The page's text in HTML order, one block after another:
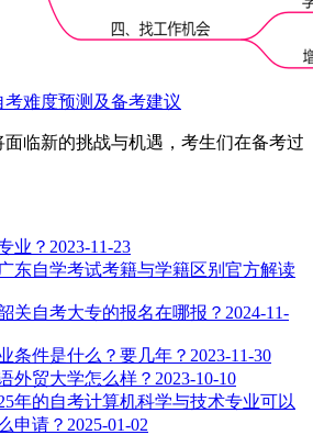
考难度预测及备考建议
面临新的挑战与机遇，考生们在备考过
业？ 2023-11-23
广东自学考试考籍与学籍区别官方解读
关自考大专的报名在哪报？ 2024-11-
条件是什么？要几年？ 2023-11-30
外贸大学怎么样？ 2023-10-10
年的自考计算机科学与技术专业可以
申请？ 2025-01-02